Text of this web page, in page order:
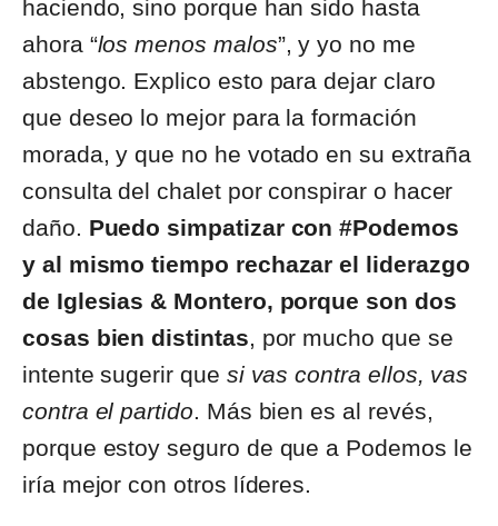
haciendo, sino porque han sido hasta
ahora “los menos malos”, y yo no me
abstengo. Explico esto para dejar claro
que deseo lo mejor para la formación
morada, y que no he votado en su extraña
consulta del chalet por conspirar o hacer
daño. Puedo simpatizar con #Podemos
y al mismo tiempo rechazar el liderazgo
de Iglesias & Montero, porque son dos
cosas bien distintas, por mucho que se
intente sugerir que si vas contra ellos, vas
contra el partido. Más bien es al revés,
porque estoy seguro de que a Podemos le
iría mejor con otros líderes.